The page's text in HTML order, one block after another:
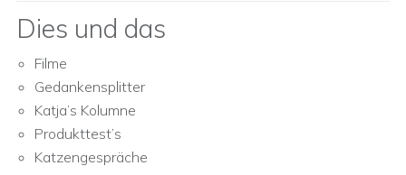
Dies und das
Filme
Gedankensplitter
Katja’s Kolumne
Produkttest’s
Katzengespräche